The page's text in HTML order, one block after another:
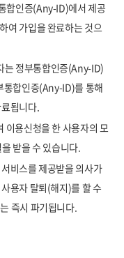
합인증(Any-ID)에서 제공
여 가입을 완료하는 것으
는 정부통합인증(Any-ID)
통합인증(Any-ID)를 통해
됩니다.
이용신청을 한 사용자의 모
받을 수 있습니다.
비스를 제공받을 의사가
용자 탈퇴(해지)를 할 수
즉시 파기됩니다.